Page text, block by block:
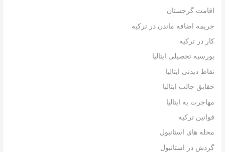
اقامت گرجستان
جریمه اضافه ماندن در ترکیه
کار در ترکیه
بورسیه تحصیلی ایتالیا
نقاط دیدنی ایتالیا
حقایق جالب ایتالیا
مهاجرت به ایتالیا
قوانین ترکیه
محله های استانبول
گردش در استانبول